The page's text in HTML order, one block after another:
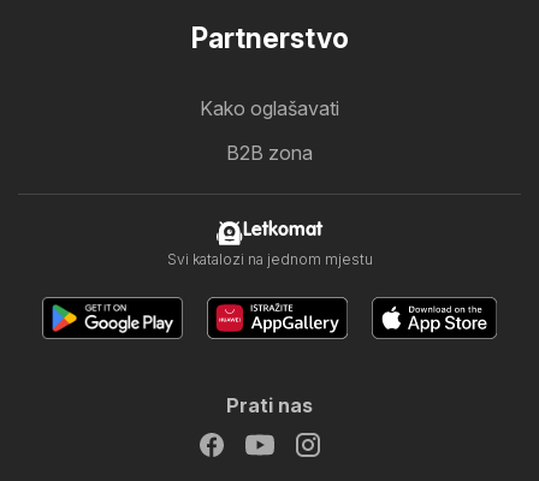
Partnerstvo
Kako oglašavati
B2B zona
Letkomat
Svi katalozi na jednom mjestu
Prati nas